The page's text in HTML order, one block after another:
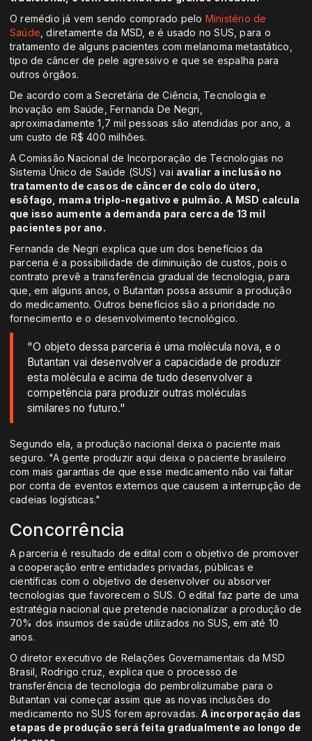
O remédio já vem sendo comprado pelo Ministério de
Saúde , diretamente da MSD, e é usado no SUS, para o
tratamento de alguns pacientes com melanoma metastático,
tipo de câncer de pele agressivo e que se espalha para
outros órgãos.
De acordo com a Secretária de Ciência, Tecnologia e
Inovação em Saúde, Fernanda De Negri,
aproximadamente 1,7 mil pessoas são atendidas por ano, a
um custo de R$ 400 milhões.
A Comissão Nacional de Incorporação de Tecnologias no
Sistema Único de Saúde (SUS) vai avaliar a inclusão no
tratamento de casos de câncer de colo do útero,
esôfago, mama triplo-negativo e pulmão. A MSD calcula
que isso aumente a demanda para cerca de 13 mil
pacientes por ano.
Fernanda de Negri explica que um dos benefícios da
parceria é a possibilidade de diminuição de custos, pois o
contrato prevê a transferência gradual de tecnologia, para
que, em alguns anos, o Butantan possa assumir a produção
do medicamento. Outros benefícios são a prioridade no
fornecimento e o desenvolvimento tecnológico.
"O objeto dessa parceria é uma molécula nova, e o
Butantan vai desenvolver a capacidade de produzir
esta molécula e acima de tudo desenvolver a
competência para produzir outras moléculas
similares no futuro."
Segundo ela, a produção nacional deixa o paciente mais
seguro. "A gente produzir aqui deixa o paciente brasileiro
com mais garantias de que esse medicamento não vai faltar
por conta de eventos externos que causem a interrupção de
cadeias logísticas."
Concorrência
A parceria é resultado de edital com o objetivo de promover
a cooperação entre entidades privadas, públicas e
científicas com o objetivo de desenvolver ou absorver
tecnologias que favorecem o SUS. O edital faz parte de uma
estratégia nacional que pretende nacionalizar a produção de
70% dos insumos de saúde utilizados no SUS, em até 10
anos.
O diretor executivo de Relações Governamentais da MSD
Brasil, Rodrigo cruz, explica que o processo de
transferência de tecnologia do pembrolizumabe para o
Butantan vai começar assim que as novas inclusões do
medicamento no SUS forem aprovadas. A incorporação das
etapas de produção será feita gradualmente ao longo de